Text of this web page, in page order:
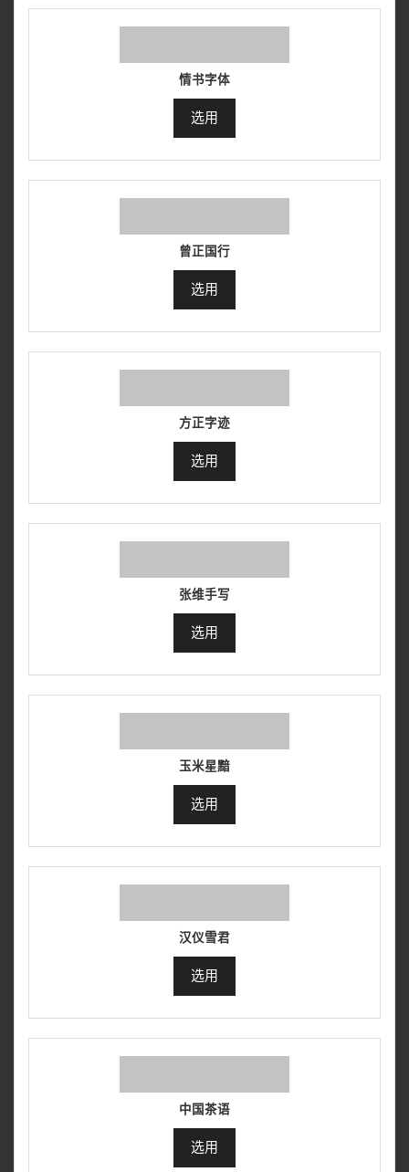
情书字体
选用
曾正国行
选用
方正字迹
选用
张维手写
选用
玉米星黯
选用
汉仪雪君
选用
中国茶语
选用